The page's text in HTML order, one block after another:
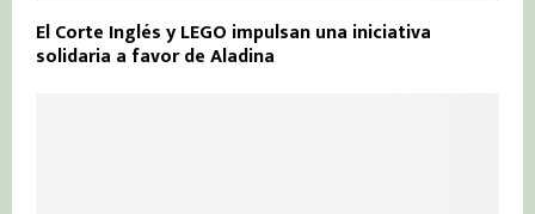
El Corte Inglés y LEGO impulsan una iniciativa
solidaria a favor de Aladina